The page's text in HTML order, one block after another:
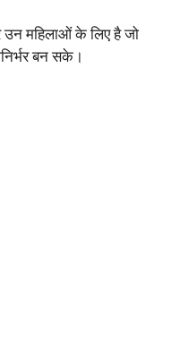
उन महिलाओं के लिए है जो
बन सके।